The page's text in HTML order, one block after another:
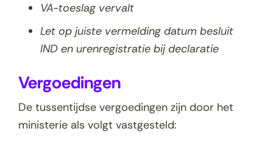
VA-toeslag vervalt
Let op juiste vermelding datum besluit
IND en urenregistratie bij declaratie
Vergoedingen
De tussentijdse vergoedingen zijn door het
ministerie als volgt vastgesteld: